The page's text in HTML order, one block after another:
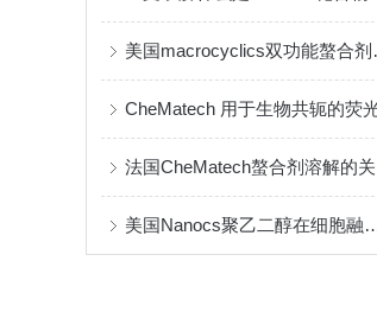
美国
美国Nanocs聚乙二醇在